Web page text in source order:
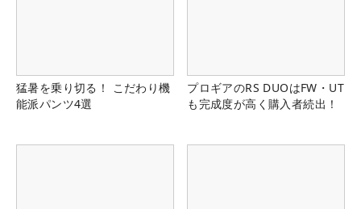
猛暑を乗り切る！ こだわり機
能派パンツ4選
プロギアのRS DUOはFW・UT
も完成度が高く購入者続出！